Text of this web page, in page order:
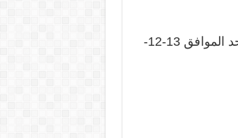
موعد مشاههدة مباراة برشلونة وليفانتى بث مباشر اليوم اليوم الاحد الموافق 13-12-